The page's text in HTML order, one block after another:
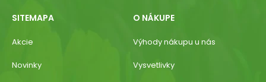
SITEMAPA
Akcie
Novinky
O NÁKUPE
Výhody nákupu u nás
Vysvetlivky